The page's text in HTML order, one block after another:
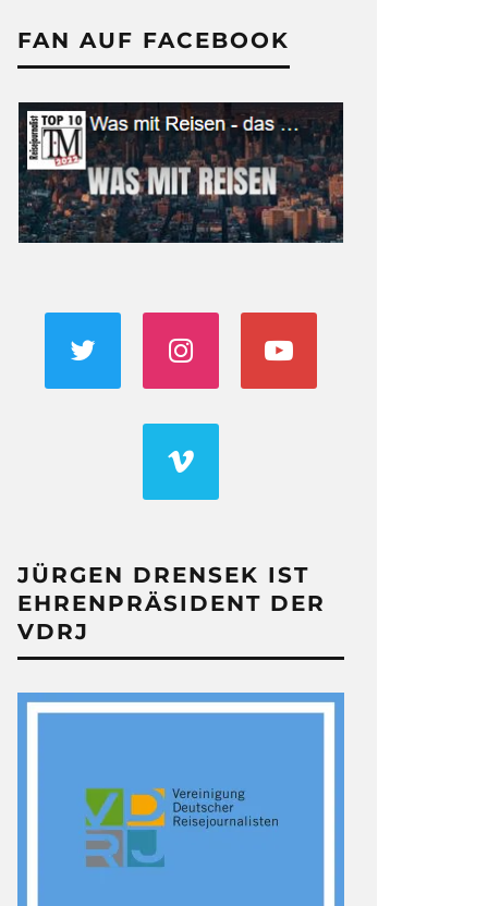
FAN AUF FACEBOOK
JÜRGEN DRENSEK IST
EHRENPRÄSIDENT DER
VDRJ